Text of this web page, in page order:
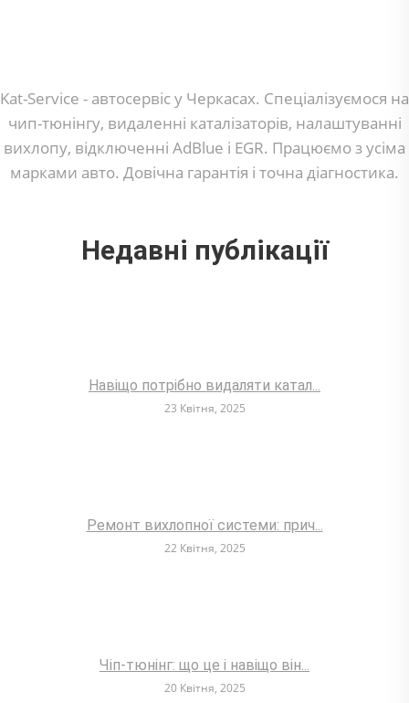
Kat-Service - автосервіс у Черкасах. Спеціалізуємося на
чип-тюнінгу, видаленні каталізаторів, налаштуванні
вихлопу, відключенні AdBlue і EGR. Працюємо з усіма
марками авто. Довічна гарантія і точна діагностика.
Недавні публікації
Навіщо потрібно видаляти катал...
23 Квітня, 2025
Ремонт вихлопної системи: прич...
22 Квітня, 2025
Чіп-тюнінг: що це і навіщо він...
20 Квітня, 2025